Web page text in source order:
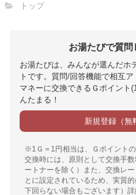
トップ
お湯たびで質問
お湯たびは、みんなが選んだホ
トです。質問/回答機能で相互
マネーに交換できるＧポイント
んたまる！
新規登録（無
※1Ｇ＝1円相当は、Ｇポイント
交換時には、原則として交換手
ートナーを除く）また、交換レ
とに設定されているため、実質
下回らない場合もございます）